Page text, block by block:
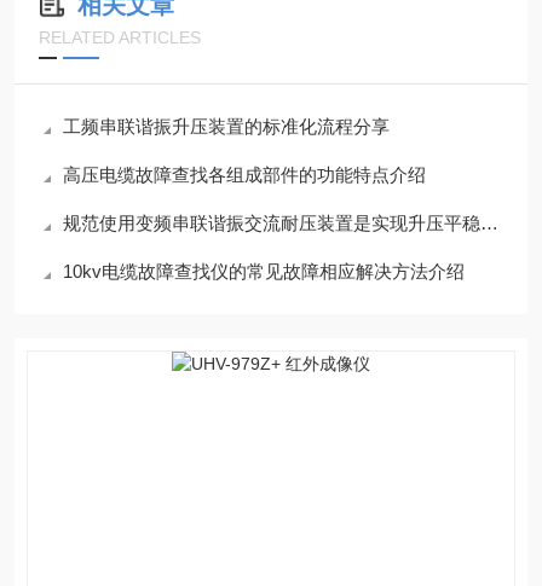
RELATED ARTICLES
工频串联谐振升压装置的标准化流程分享
高压电缆故障查找各组成部件的功能特点介绍
规范使用变频串联谐振交流耐压装置是实现升压平稳的根本保障
10kv电缆故障查找仪的常见故障相应解决方法介绍